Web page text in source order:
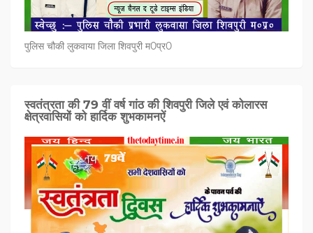
पुलिस चौकी लुकवाया जिला शिवपुरी म0प्र0
स्वतंत्रता की 79 वीं वर्ष गांठ की शिवपुरी जिले एवं कोलारस
क्षेत्रवासियों को हार्दिक शुभकामनऐं